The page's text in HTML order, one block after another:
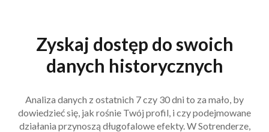
Zyskaj dostęp do swoich
danych historycznych
Analiza danych z ostatnich 7 czy 30 dni to za mało, by
dowiedzieć się, jak rośnie Twój profil, i czy podejmowane
działania przynoszą długofalowe efekty. W Sotrenderze,